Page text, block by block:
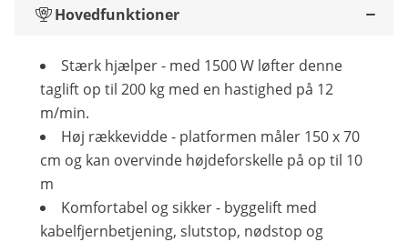
Hovedfunktioner
Stærk hjælper - med 1500 W løfter denne
taglift op til 200 kg med en hastighed på 12
m/min.
Høj rækkevidde - platformen måler 150 x 70
cm og kan overvinde højdeforskelle på op til 10
m
Komfortabel og sikker - byggelift med
kabelfjernbetjening, slutstop, nødstop og